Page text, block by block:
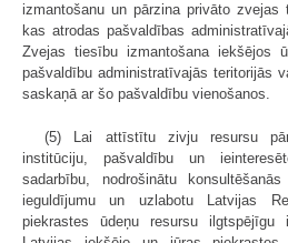
izmantošanu un pārzina privāto zvejas
kas atrodas pašvaldības
Zvejas tiesību izmantošana iekšējos
pašvaldību administratīvajās teritorijās
saskaņā ar šo pašvaldību vienošanos.
(5) Lai attīstītu zivju resursu
institūciju, pašvaldību un
sadarbību, nodrošinātu
ieguldījumu un uzlabotu Latvijas
piekrastes ūdeņu resursu ilgtspējīgu